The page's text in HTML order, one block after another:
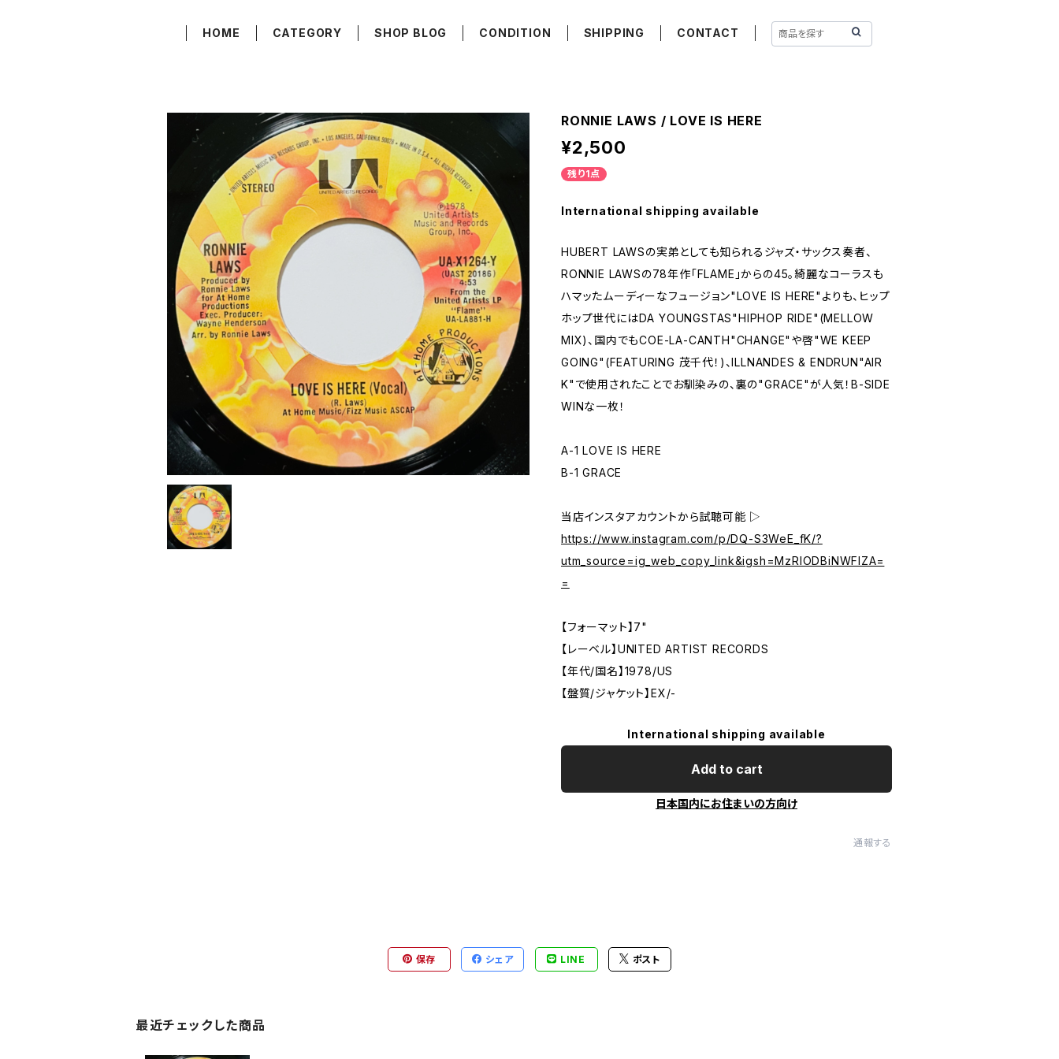
HOME CATEGORY SHOP BLOG CONDITION SHIPPING CONTACT
RONNIE LAWS / LOVE IS HERE
¥2,500
残り1点
International shipping available
HUBERT LAWSの実弟としても知られるジャズ・サックス奏者、
RONNIE LAWSの78年作「FLAME」からの45。綺麗なコーラスも
ハマッたムーディーなフュージョン"LOVE IS HERE"よりも、ヒップ
ホップ世代にはDA YOUNGSTAS"HIPHOP RIDE"(MELLOW
MIX)、国内でもCOE-LA-CANTH"CHANGE"や啓"WE KEEP
GOING"(FEATURING 茂千代！)、ILLNANDES & ENDRUN"AIR
K"で使用されたことでお馴染みの、裏の"GRACE"が人気！B-SIDE
WINな一枚！
A-1 LOVE IS HERE
B-1 GRACE
当店インスタアカウントから試聴可能 ▷
https://www.instagram.com/p/DQ-S3WeE_fK/?
utm_source=ig_web_copy_link&igsh=MzRlODBiNWFlZA=
=
【フォーマット】7"
【レーベル】UNITED ARTIST RECORDS
【年代/国名】1978/US
【盤質/ジャケット】EX/-
International shipping available
Add to cart
日本国内にお住まいの方向け
通報する
保存 シェア LINE ポスト
最近チェックした商品